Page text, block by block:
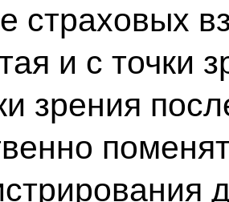
страховых
и с точки
зрения